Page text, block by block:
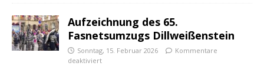
Aufzeichnung des 65.
Fasnetsumzugs Dillweißenstein
Sonntag, 15. Februar 2026
Kommentare
deaktiviert